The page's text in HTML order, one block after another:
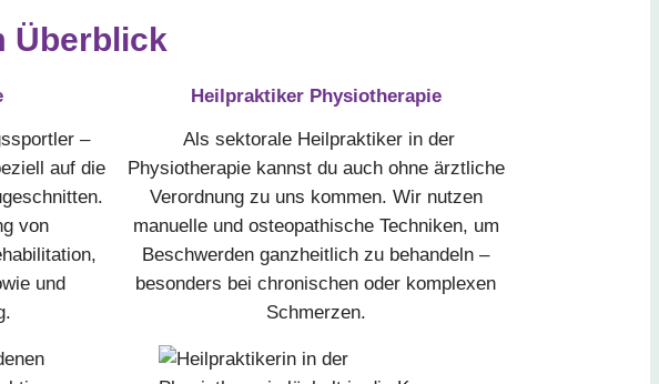
Überblick
–
auf die
von
und
Heilpraktiker Physiotherapie
Als sektorale Heilpraktiker in der
Physiotherapie kannst du auch ohne ärztliche
Verordnung zu uns kommen. Wir nutzen
manuelle und osteopathische Techniken, um
Beschwerden ganzheitlich zu behandeln –
besonders bei chronischen oder komplexen
Schmerzen.